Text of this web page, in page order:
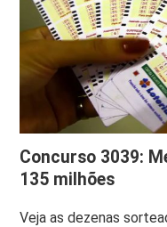
Concurso 3039:
135 milhões
Veja as dezenas